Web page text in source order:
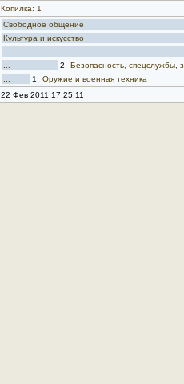
Копилка: 1
Свободное общение
Культура и искусство
2
Безопасность, спецслужбы,
1
Оружие и военная техника
22 Фев 2011 17:25:11